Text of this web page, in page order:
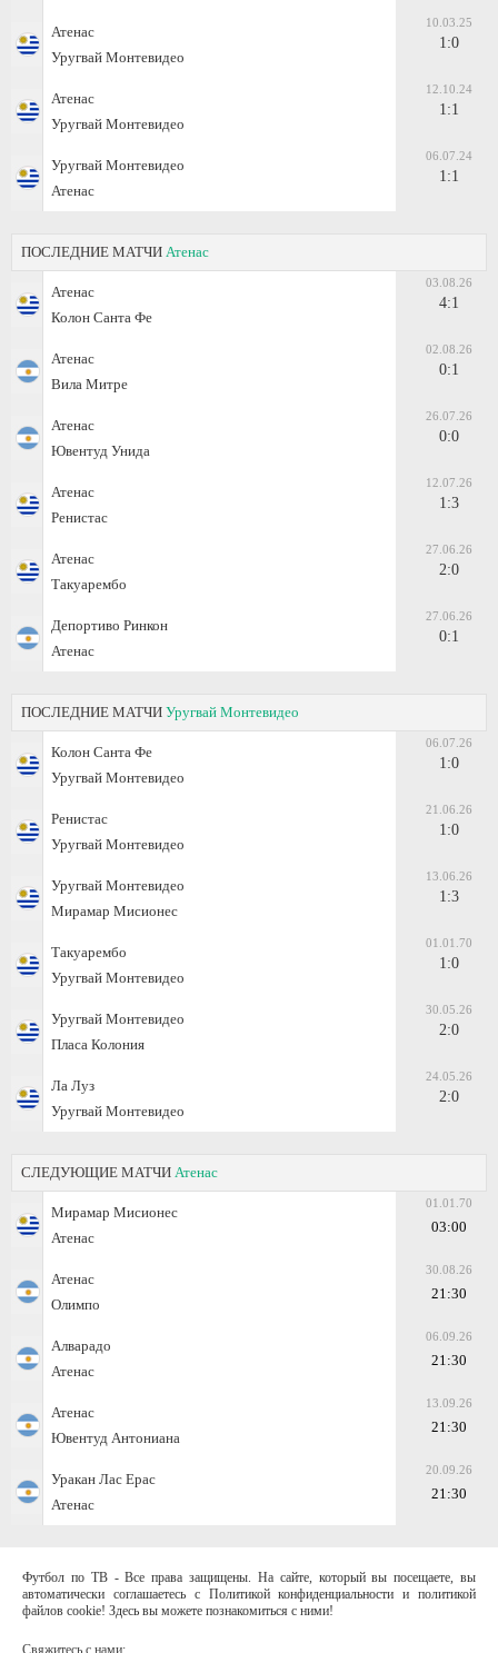
Атенас
Уругвай Монтевидео
10.03.25
1:0
Атенас
Уругвай Монтевидео
12.10.24
1:1
Уругвай Монтевидео
Атенас
06.07.24
1:1
ПОСЛЕДНИЕ МАТЧИ Атенас
Атенас
Колон Санта Фе
03.08.26
4:1
Атенас
Вила Митре
02.08.26
0:1
Атенас
Ювентуд Унида
26.07.26
0:0
Атенас
Ренистас
12.07.26
1:3
Атенас
Такуарембо
27.06.26
2:0
Депортиво Ринкон
Атенас
27.06.26
0:1
ПОСЛЕДНИЕ МАТЧИ Уругвай Монтевидео
Колон Санта Фе
Уругвай Монтевидео
06.07.26
1:0
Ренистас
Уругвай Монтевидео
21.06.26
1:0
Уругвай Монтевидео
Мирамар Мисионес
13.06.26
1:3
Такуарембо
Уругвай Монтевидео
01.01.70
1:0
Уругвай Монтевидео
Пласа Колония
30.05.26
2:0
Ла Луз
Уругвай Монтевидео
24.05.26
2:0
СЛЕДУЮЩИЕ МАТЧИ Атенас
Мирамар Мисионес
Атенас
01.01.70
03:00
Атенас
Олимпо
30.08.26
21:30
Алварадо
Атенас
06.09.26
21:30
Атенас
Ювентуд Антониана
13.09.26
21:30
Уракан Лас Ерас
Атенас
20.09.26
21:30
Футбол по ТВ - Все права защищены. На сайте, который вы посещаете, вы
автоматически соглашаетесь с Политикой конфиденциальности и политикой
файлов cookie! Здесь вы можете познакомиться с ними!
Свяжитесь с нами: